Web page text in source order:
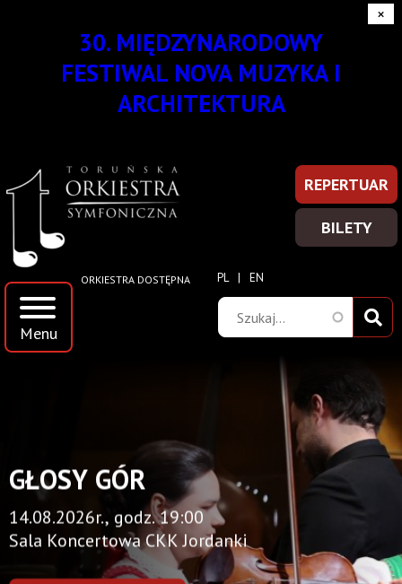
Strona
główna
Toruńska
Orkiestra
Symfoniczna
menu
treści
wyszukiwania
stopki
×
30. MIĘDZYNARODOWY
FESTIWAL NOVA MUZYKA I
ARCHITEKTURA
ORKIESTRA DOSTĘPNA PL EN
Szukaj
Menu
Prawe
Top
REPERTUAR
-
WIĘCEJ
BILETY
BILETY
GŁOSY GÓR
14.08.2026r., godz. 19:00
Sala Koncertowa CKK Jordanki